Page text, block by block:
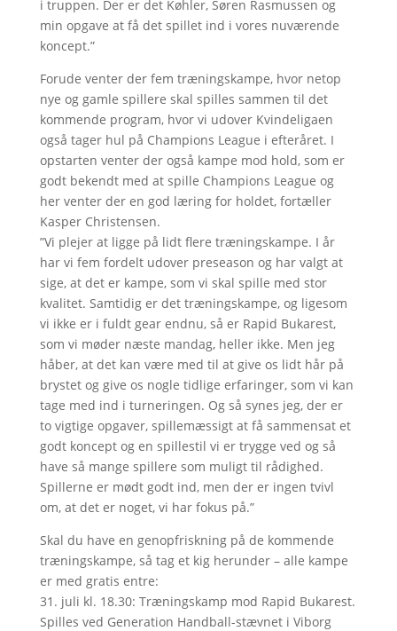
i truppen. Der er det Køhler, Søren Rasmussen og
min opgave at få det spillet ind i vores nuværende
koncept.”
Forude venter der fem træningskampe, hvor netop
nye og gamle spillere skal spilles sammen til det
kommende program, hvor vi udover Kvindeligaen
også tager hul på Champions League i efteråret. I
opstarten venter der også kampe mod hold, som er
godt bekendt med at spille Champions League og
her venter der en god læring for holdet, fortæller
Kasper Christensen.
”Vi plejer at ligge på lidt flere træningskampe. I år
har vi fem fordelt udover preseason og har valgt at
sige, at det er kampe, som vi skal spille med stor
kvalitet. Samtidig er det træningskampe, og ligesom
vi ikke er i fuldt gear endnu, så er Rapid Bukarest,
som vi møder næste mandag, heller ikke. Men jeg
håber, at det kan være med til at give os lidt hår på
brystet og give os nogle tidlige erfaringer, som vi kan
tage med ind i turneringen. Og så synes jeg, der er
to vigtige opgaver, spillemæssigt at få sammensat et
godt koncept og en spillestil vi er trygge ved og så
have så mange spillere som muligt til rådighed.
Spillerne er mødt godt ind, men der er ingen tvivl
om, at det er noget, vi har fokus på.”
Skal du have en genopfriskning på de kommende
træningskampe, så tag et kig herunder – alle kampe
er med gratis entre:
31. juli kl. 18.30: Træningskamp mod Rapid Bukarest.
Spilles ved Generation Handball-stævnet i Viborg